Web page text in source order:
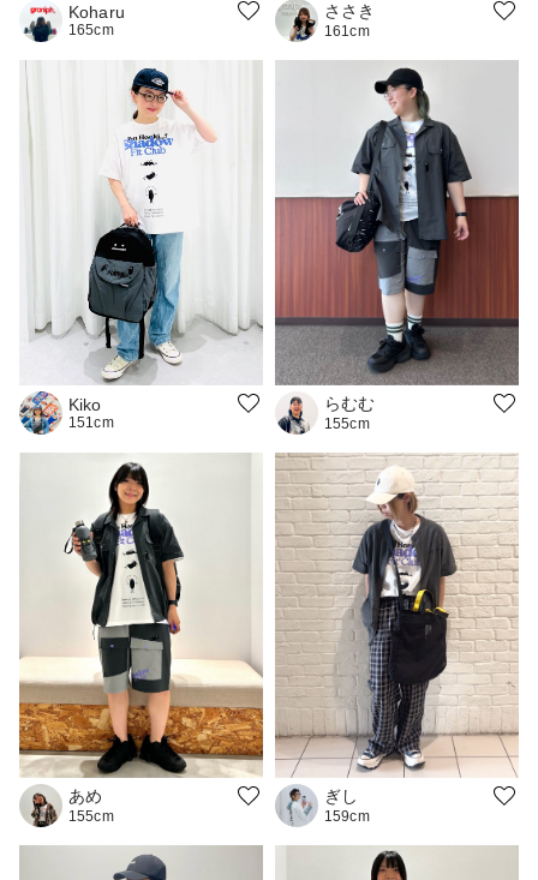
Koharu
165cm
ささき
161cm
Kiko
151cm
らむむ
155cm
あめ
155cm
ぎし
159cm